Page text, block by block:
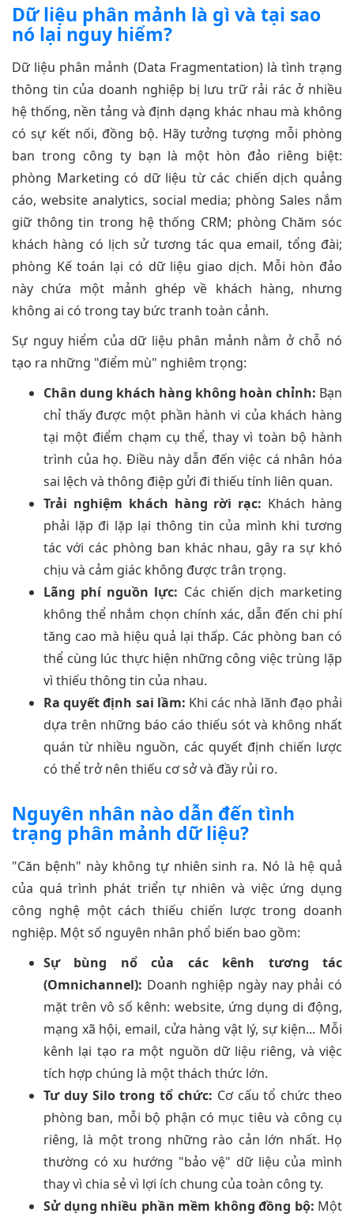
Dữ liệu phân mảnh là gì và tại sao
nó lại nguy hiểm?
Dữ liệu phân mảnh (Data Fragmentation) là tình trạng
thông tin của doanh nghiệp bị lưu trữ rải rác ở nhiều
hệ thống, nền tảng và định dạng khác nhau mà không
có sự kết nối, đồng bộ. Hãy tưởng tượng mỗi phòng
ban trong công ty bạn là một hòn đảo riêng biệt:
phòng Marketing có dữ liệu từ các chiến dịch quảng
cáo, website analytics, social media; phòng Sales nắm
giữ thông tin trong hệ thống CRM; phòng Chăm sóc
khách hàng có lịch sử tương tác qua email, tổng đài;
phòng Kế toán lại có dữ liệu giao dịch. Mỗi hòn đảo
này chứa một mảnh ghép về khách hàng, nhưng
không ai có trong tay bức tranh toàn cảnh.
Sự nguy hiểm của dữ liệu phân mảnh nằm ở chỗ nó
tạo ra những "điểm mù" nghiêm trọng:
Chân dung khách hàng không hoàn chỉnh: Bạn
chỉ thấy được một phần hành vi của khách hàng
tại một điểm chạm cụ thể, thay vì toàn bộ hành
trình của họ. Điều này dẫn đến việc cá nhân hóa
sai lệch và thông điệp gửi đi thiếu tính liên quan.
Trải nghiệm khách hàng rời rạc: Khách hàng
phải lặp đi lặp lại thông tin của mình khi tương
tác với các phòng ban khác nhau, gây ra sự khó
chịu và cảm giác không được trân trọng.
Lãng phí nguồn lực: Các chiến dịch marketing
không thể nhắm chọn chính xác, dẫn đến chi phí
tăng cao mà hiệu quả lại thấp. Các phòng ban có
thể cùng lúc thực hiện những công việc trùng lặp
vì thiếu thông tin của nhau.
Ra quyết định sai lầm: Khi các nhà lãnh đạo phải
dựa trên những báo cáo thiếu sót và không nhất
quán từ nhiều nguồn, các quyết định chiến lược
có thể trở nên thiếu cơ sở và đầy rủi ro.
Nguyên nhân nào dẫn đến tình
trạng phân mảnh dữ liệu?
"Căn bệnh" này không tự nhiên sinh ra. Nó là hệ quả
của quá trình phát triển tự nhiên và việc ứng dụng
công nghệ một cách thiếu chiến lược trong doanh
nghiệp. Một số nguyên nhân phổ biến bao gồm:
Sự bùng nổ của các kênh tương tác
(Omnichannel): Doanh nghiệp ngày nay phải có
mặt trên vô số kênh: website, ứng dụng di động,
mạng xã hội, email, cửa hàng vật lý, sự kiện... Mỗi
kênh lại tạo ra một nguồn dữ liệu riêng, và việc
tích hợp chúng là một thách thức lớn.
Tư duy Silo trong tổ chức: Cơ cấu tổ chức theo
phòng ban, mỗi bộ phận có mục tiêu và công cụ
riêng, là một trong những rào cản lớn nhất. Họ
thường có xu hướng "bảo vệ" dữ liệu của mình
thay vì chia sẻ vì lợi ích chung của toàn công ty.
Sử dụng nhiều phần mềm không đồng bộ: Một